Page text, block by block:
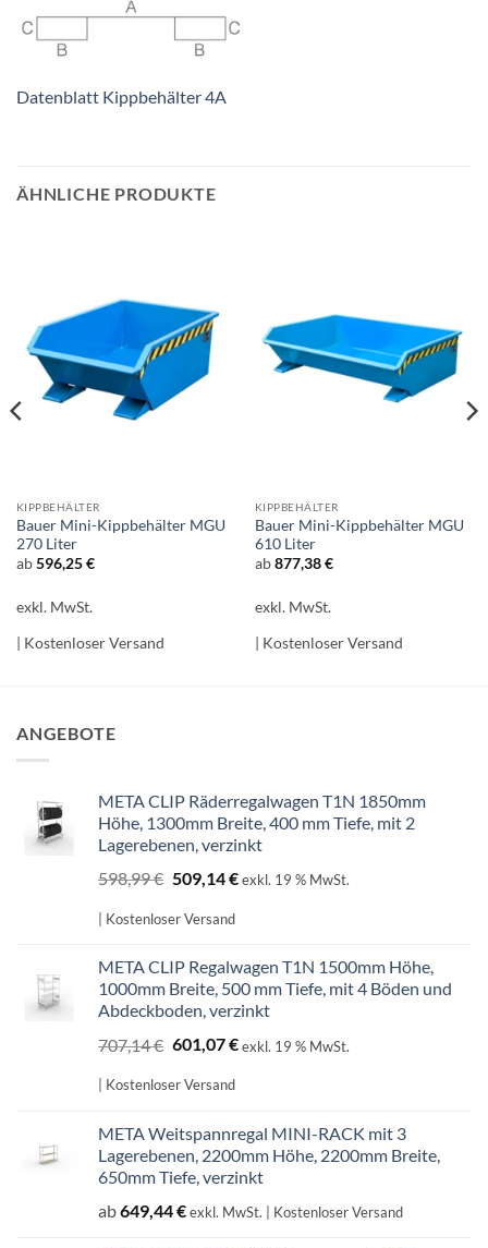
Datenblatt Kippbehälter 4A
ÄHNLICHE PRODUKTE
KIPPBEHÄLTER
Bauer Mini-Kippbehälter MGU
270 Liter
ab596,25€
exkl. MwSt.
| Kostenloser Versand
KIPPBEHÄLTER
Bauer Mini-Kippbehälter MGU
610 Liter
ab877,38€
exkl. MwSt.
| Kostenloser Versand
ANGEBOTE
META CLIP Räderregalwagen T1N 1850mm
Höhe, 1300mm Breite, 400 mm Tiefe, mit 2
Lagerebenen, verzinkt
598,99€ Ursprünglicher
Preis
war:
509,14€Aktueller
exkl. 19 % MwSt.
| Kostenloser Versand
META CLIP Regalwagen T1N 1500mm Höhe,
1000mm Breite, 500 mm Tiefe, mit 4 Böden und
Abdeckboden, verzinkt
707,14€ Ursprünglicher
Preis
war:
601,07€Aktueller
exkl. 19 % MwSt.
| Kostenloser Versand
META Weitspannregal MINI-RACK mit 3
Lagerebenen, 2200mm Höhe, 2200mm Breite,
650mm Tiefe, verzinkt
ab649,44€exkl. MwSt. | Kostenloser Versand